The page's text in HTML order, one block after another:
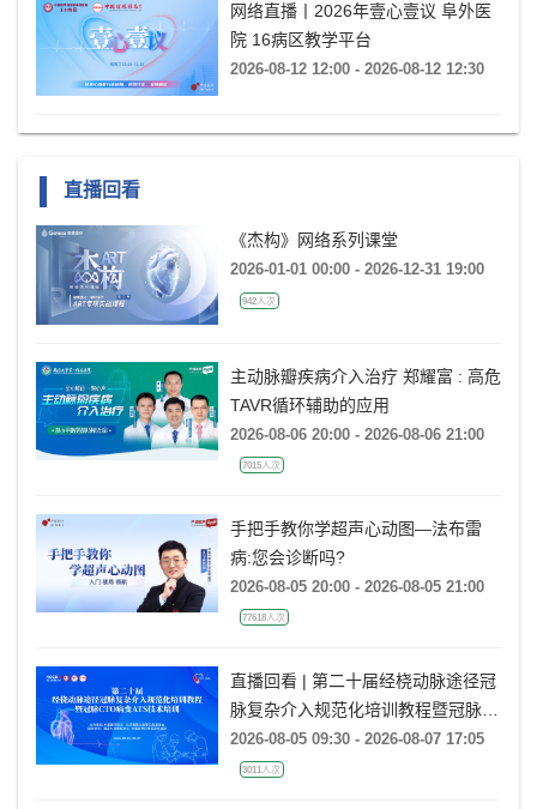
网络直播丨2026年壹心壹议 阜外医
院 16病区教学平台
2026-08-12 12:00 - 2026-08-12 12:30
直播回看
《杰构》网络系列课堂
2026-01-01 00:00 - 2026-12-31 19:00
942人次
主动脉瓣疾病介入治疗 郑耀富 : 高危
TAVR循环辅助的应用
2026-08-06 20:00 - 2026-08-06 21:00
7015人次
手把手教你学超声心动图—法布雷
病:您会诊断吗?
2026-08-05 20:00 - 2026-08-05 21:00
77618人次
直播回看 | 第二十届经桡动脉途径冠
脉复杂介入规范化培训教程暨冠脉
CTO病变ATS技术培训（TCC
2026）
2026-08-05 09:30 - 2026-08-07 17:05
3011人次